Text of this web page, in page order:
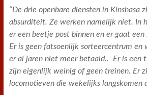
“De drie openbare diensten in Kinshasa
absurditeit. Ze werken namelijk niet. In
er een beetje post binnen en er gaat
Er is geen fatsoenlijk sorteercentrum en
er al jaren niet meer betaald..
Er is een
zijn eigenlijk weinig of geen treinen. Er
locomotieven die wekelijks langskomen